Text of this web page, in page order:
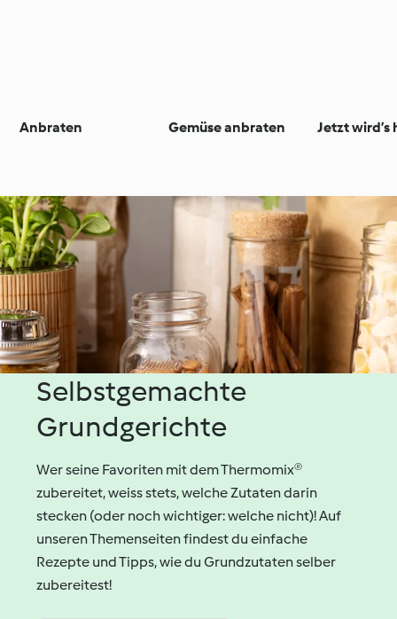
Anbraten Gemüse anbraten Jetzt wird’s
Selbstgemachte
Grundgerichte
Wer seine Favoriten mit dem Thermomix®
zubereitet, weiss stets, welche Zutaten darin
stecken (oder noch wichtiger: welche nicht)! Auf
unseren Themenseiten findest du einfache
Rezepte und Tipps, wie du Grundzutaten selber
zubereitest!